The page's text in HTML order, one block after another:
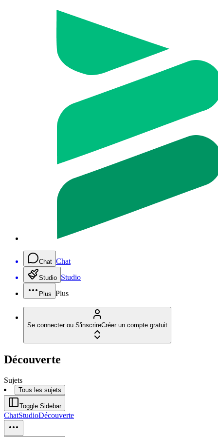
Chat Chat
Studio Studio
Plus Plus
Se connecter ou S'inscrireCréer un compte gratuit
Découverte
Sujets
Tous les sujets
Toggle Sidebar
ChatStudioDécouverte